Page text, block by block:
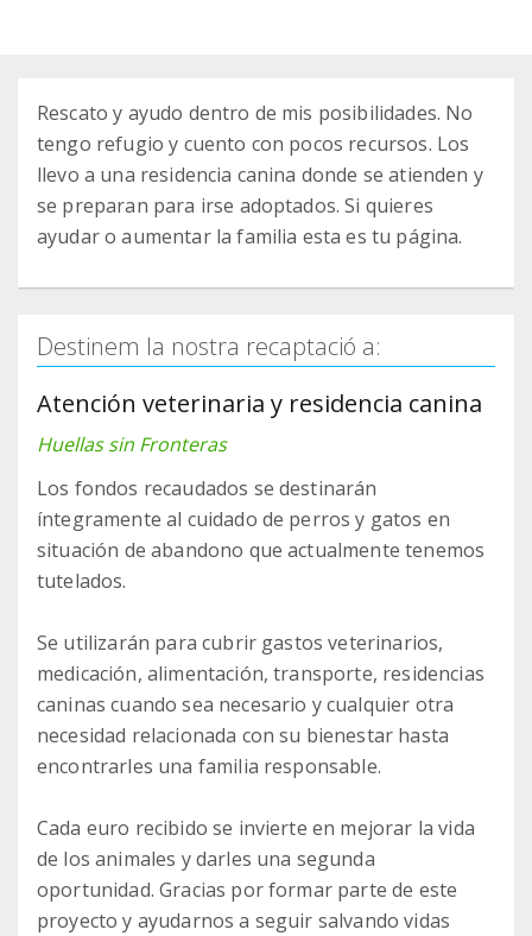
Rescato y ayudo dentro de mis posibilidades. No
tengo refugio y cuento con pocos recursos. Los
llevo a una residencia canina donde se atienden y
se preparan para irse adoptados. Si quieres
ayudar o aumentar la familia esta es tu página.
Destinem la nostra recaptació a:
Atención veterinaria y residencia canina
Huellas sin Fronteras
Los fondos recaudados se destinarán
íntegramente al cuidado de perros y gatos en
situación de abandono que actualmente tenemos
tutelados.
Se utilizarán para cubrir gastos veterinarios,
medicación, alimentación, transporte, residencias
caninas cuando sea necesario y cualquier otra
necesidad relacionada con su bienestar hasta
encontrarles una familia responsable.
Cada euro recibido se invierte en mejorar la vida
de los animales y darles una segunda
oportunidad. Gracias por formar parte de este
proyecto y ayudarnos a seguir salvando vidas